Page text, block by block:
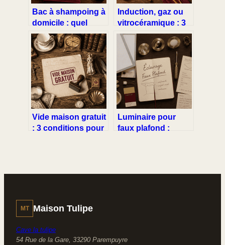
Bac à shampoing à
domicile : quel
modèle choisir
pour allier confort,
étanchéité et
mobilité ?
Induction, gaz ou
vitrocéramique : 3
critères décisifs
pour choisir votre
plaque de cuisson
Vide maison gratuit
: 3 conditions pour
Luminaire pour
faux plafond :
confort visuel
MT Maison Tulipe
Cave la tulipe
54 Rue de la Gare, 33290 Parempuyre